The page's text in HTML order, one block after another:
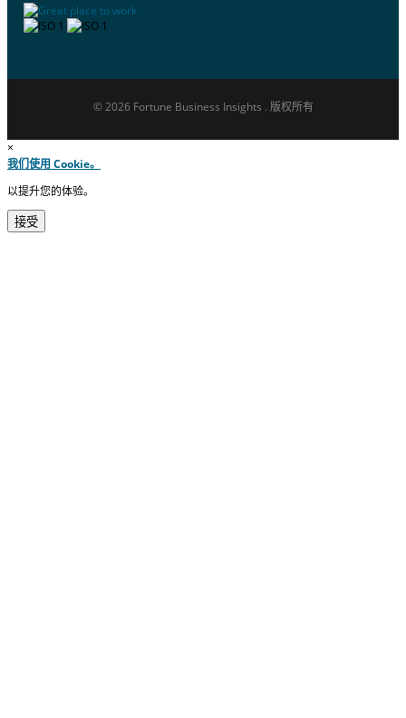
© 2026 Fortune Business Insights . 版权所有
×
我们使用 Cookie。
以提升您的体验。
接受